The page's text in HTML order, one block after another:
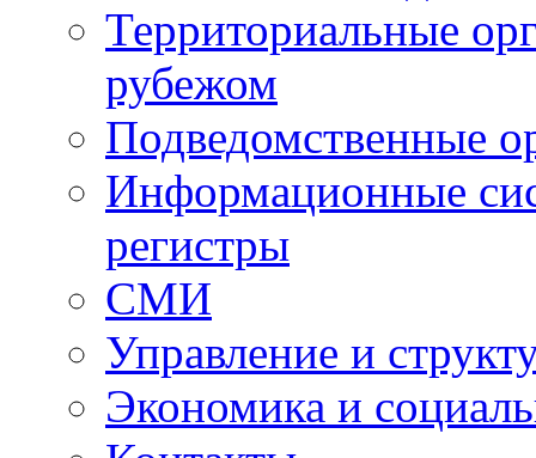
Территориальные
рубежом
Подведомственные
Информационные
регистры
СМИ
Управление и
Экономика и